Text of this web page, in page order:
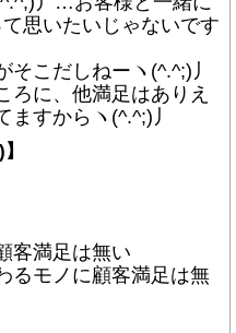
思いたいじゃないです
こだしねーヽ(^.^;)丿
ろに、他満足はありえ
すからヽ(^.^;)丿
客満足は無い
るモノに顧客満足は無